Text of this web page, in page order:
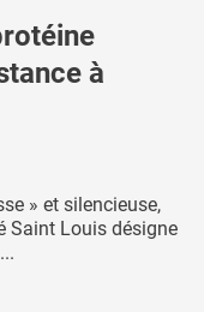
à
» et silencieuse,
Saint Louis désigne